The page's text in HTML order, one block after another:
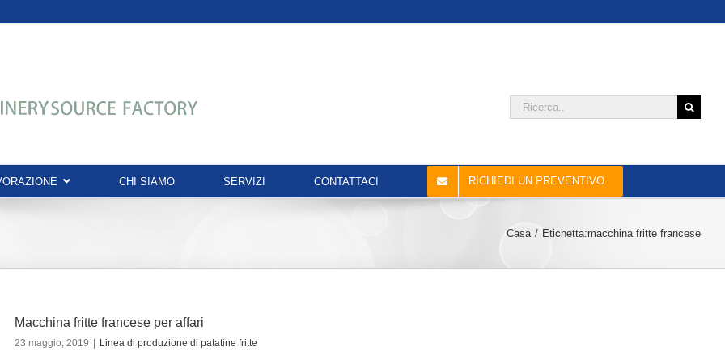
Cercare:
CHI SIAMO SERVIZI CONTATTACI RICHIEDI UN PREVENTIVO
Casa Etichetta:macchina fritte francese
Macchina fritte francese per affari
23 maggio, 2019 Linea di produzione di patatine fritte